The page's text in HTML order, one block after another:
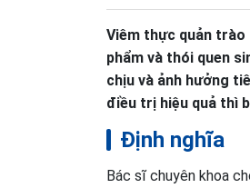
Viêm thực quản trào
phẩm và thói quen
chịu và ảnh hưởng
điều trị hiệu quả thì
Định nghĩa
Bác sĩ chuyên khoa